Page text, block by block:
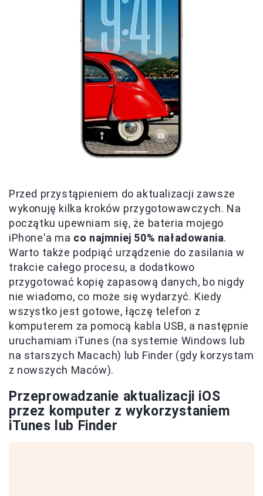
Przed przystąpieniem do aktualizacji zawsze
wykonuję kilka kroków przygotowawczych. Na
początku upewniam się, że bateria mojego
iPhone'a ma co najmniej 50% naładowania.
Warto także podpiąć urządzenie do zasilania w
trakcie całego procesu, a dodatkowo
przygotować kopię zapasową danych, bo nigdy
nie wiadomo, co może się wydarzyć. Kiedy
wszystko jest gotowe, łączę telefon z
komputerem za pomocą kabla USB, a następnie
uruchamiam iTunes (na systemie Windows lub
na starszych Macach) lub Finder (gdy korzystam
z nowszych Maców).
Przeprowadzanie aktualizacji iOS
przez komputer z wykorzystaniem
iTunes lub Finder